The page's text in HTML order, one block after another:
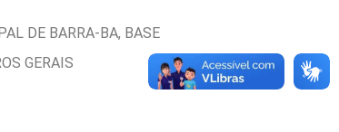
DE BARRA-BA, BASE
GERAIS